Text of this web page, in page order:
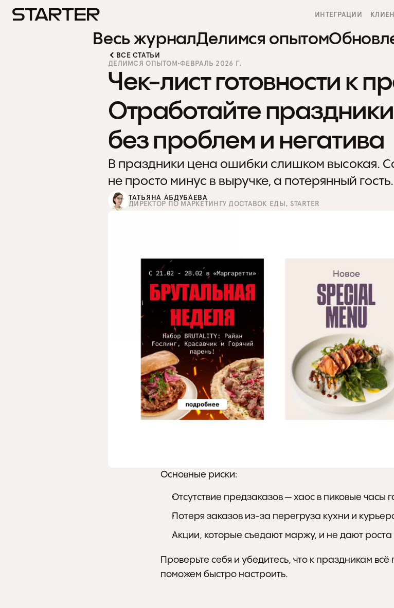
ИНТЕГРАЦИИ
Весь журналДелимся опытом
ВСЕ СТАТЬИ
ДЕЛИМСЯ ОПЫТОМ •ФЕВРАЛЬ 2026 Г.
Чек-лист готовности к
Отработайте
без проблем и негатива
В праздники цена ошибки слишком высокая.
не просто минус в выручке, а потерянный гость.
ТАТЬЯНА АБДУБАЕВА
ДИРЕКТОР ПО МАРКЕТИНГУ ДОСТАВОК ЕДЫ, STARTER
Основные риски:
Отсутствие предзаказов — хаос в пиковые часы
Потеря заказов из-за перегруза кухни и
Акции, которые съедают маржу, и не дают
Проверьте себя и убедитесь, что к праздникам всё
поможем быстро настроить.